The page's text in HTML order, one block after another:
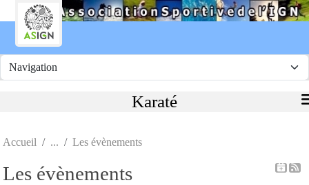
Karaté
Accueil Les évènements
Les évènements
Panneau de gestion des cookies